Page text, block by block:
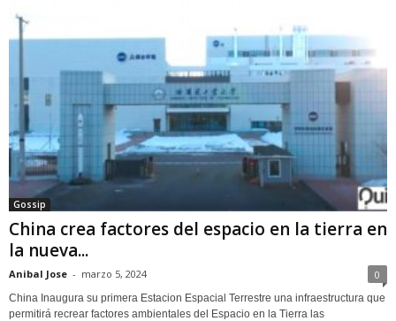
Gossip
China crea factores del espacio en la tierra en
la nueva...
Anibal Jose - marzo 5, 2024 0
China Inaugura su primera Estacion Espacial Terrestre una infraestructura que
permitirá recrear factores ambientales del Espacio en la Tierra las